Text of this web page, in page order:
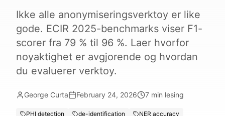
Ikke alle anonymiseringsverktoy er like
gode. ECIR 2025-benchmarks viser F1-
scorer fra 79 % til 96 %. Laer hvorfor
noyaktighet er avgjorende og hvordan
du evaluerer verktoy.
George Curta February 24, 2026 7 min lesing
PHI detection de-identification
NER accuracy